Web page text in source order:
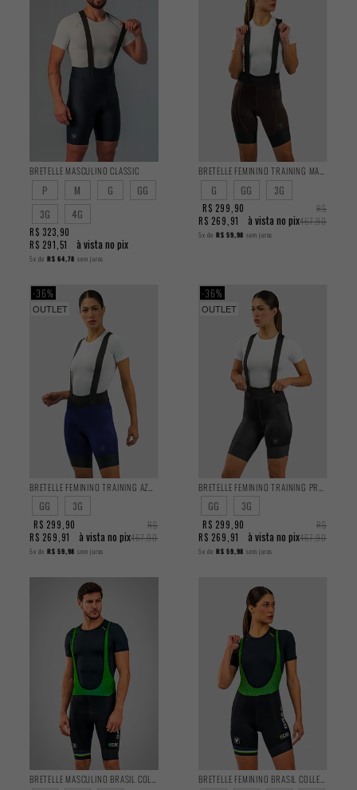
BRETELLE MASCULINO CLASSIC
P M G
GG
3G
4G
R$ 323,90
R$ 291,51
à vista no pix
5x de R$ 64,78 sem juros
G GG 3G
R$
467,90
R$ 299,90
R$ 269,91
à vista no pix
5x de R$ 59,98 sem juros
OUTLET
36%
GG 3G
R$
467,90
R$ 299,90
R$ 269,91
à vista no pix
5x de R$ 59,98 sem juros
OUTLET
36%
GG 3G
R$
467,90
R$ 299,90
R$ 269,91
à vista no pix
5x de R$ 59,98 sem juros
BRETELLE MASCULINO BRASIL COLLECTION CBC BRETELLE FEMININO BRASIL COLLECTION CBC